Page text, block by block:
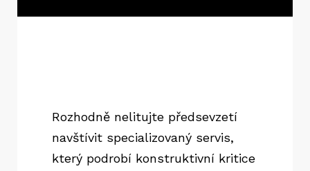
Rozhodně nelitujte předsevzetí
navštívit specializovaný servis,
který podrobí konstruktivní kritice